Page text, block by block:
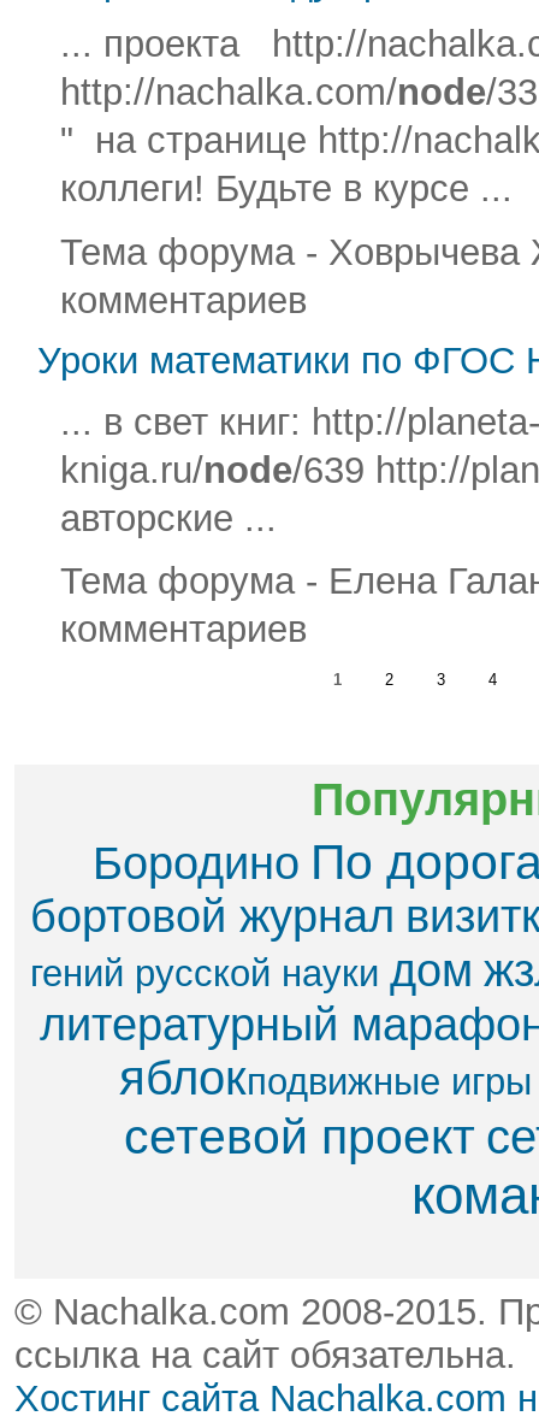
... проекта http://
http://nachalka.com/node/
" на странице http://
коллеги! Будьте в курсе ...
Тема форума - Ховрычева
комментариев
Уроки математики по
... в свет книг: http://
kniga.ru/node/639 http://
авторские ...
Тема форума - Елена
комментариев
1 2 3 4
Бородино По
бортовой журнал
гений русской науки дом
литературный
яблок​подвижные игры
сетевой проект
© Nachalka.com 2008-2015.
ссылка на сайт обязательна.
Хостинг сайта Nachalka.com